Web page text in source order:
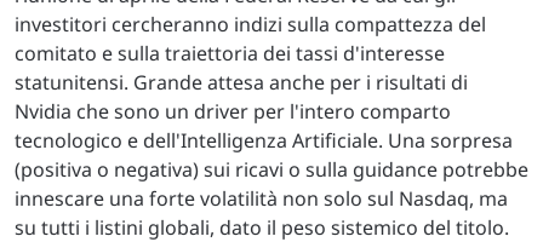
investitori cercheranno indizi sulla compattezza del
comitato e sulla traiettoria dei tassi d'interesse
statunitensi. Grande attesa anche per i risultati di
Nvidia che sono un driver per l'intero comparto
tecnologico e dell'Intelligenza Artificiale. Una sorpresa
(positiva o negativa) sui ricavi o sulla guidance potrebbe
innescare una forte volatilità non solo sul Nasdaq, ma
su tutti i listini globali, dato il peso sistemico del titolo.